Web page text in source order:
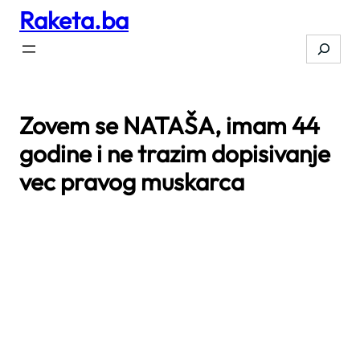
Skip
content
Raketa.ba
Search
Zovem se NATAŠA, imam 44
godine i ne trazim dopisivanje
vec pravog muskarca